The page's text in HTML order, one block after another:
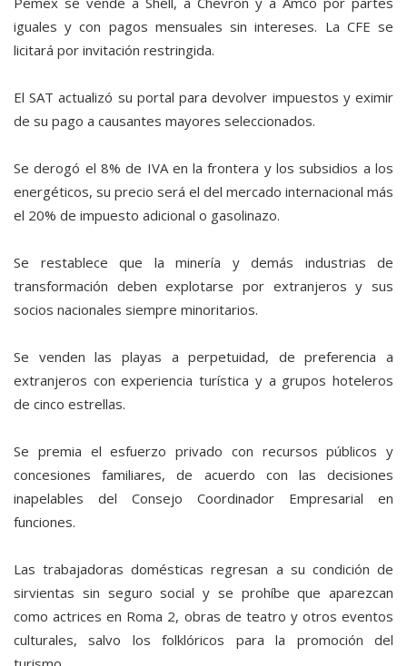
iguales y con pagos mensuales sin intereses. La CFE se
licitará por invitación restringida.
El SAT actualizó su portal para devolver impuestos y eximir
de su pago a causantes mayores seleccionados.
Se derogó el 8% de IVA en la frontera y los subsidios a los
energéticos, su precio será el del mercado internacional más
el 20% de impuesto adicional o gasolinazo.
Se restablece que la minería y demás industrias de
transformación deben explotarse por extranjeros y sus
socios nacionales siempre minoritarios.
Se venden las playas a perpetuidad, de preferencia a
extranjeros con experiencia turística y a grupos hoteleros
de cinco estrellas.
Se premia el esfuerzo privado con recursos públicos y
concesiones familiares, de acuerdo con las decisiones
inapelables del Consejo Coordinador Empresarial en
funciones.
Las trabajadoras domésticas regresan a su condición de
sirvientas sin seguro social y se prohíbe que aparezcan
como actrices en Roma 2, obras de teatro y otros eventos
culturales, salvo los folklóricos para la promoción del